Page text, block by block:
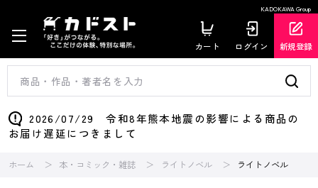
KADOKAWA Group
カート ログイン 新規登録
2026/07/29 令和8年熊本地震の影響による商品の
お届け遅延につきまして
ホーム 本・コミック・雑誌 ライトノベル ライトノベル